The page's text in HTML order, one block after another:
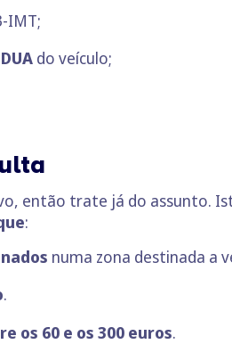
IMT;
DUA do veículo;
então trate já do assunto.
:
numa zona destinada a
.
os 60 e os 300 euros.